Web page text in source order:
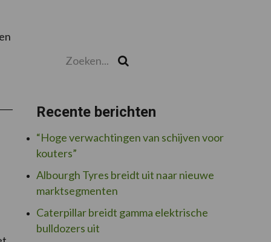
Recente berichten
“Hoge verwachtingen van schijven voor
kouters”
Albourgh Tyres breidt uit naar nieuwe
marktsegmenten
Caterpillar breidt gamma elektrische
bulldozers uit